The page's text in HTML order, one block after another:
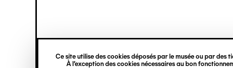
Ce site utilise des cookies déposés par le musée ou par des
À l’exception des cookies nécessaires au bon
verticale